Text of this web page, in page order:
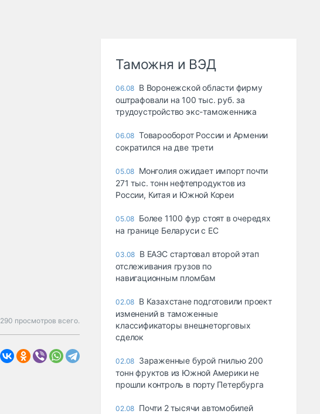
290 просмотров всего.
Таможня и ВЭД
06.08 В Воронежской области фирму
оштрафовали на 100 тыс. руб. за
трудоустройство экс-таможенника
06.08 Товарооборот России и Армении
сократился на две трети
05.08 Монголия ожидает импорт почти
271 тыс. тонн нефтепродуктов из
России, Китая и Южной Кореи
05.08 Более 1100 фур стоят в очередях
на границе Беларуси с ЕС
03.08 В ЕАЭС стартовал второй этап
отслеживания грузов по
навигационным пломбам
02.08 В Казахстане подготовили проект
изменений в таможенные
классификаторы внешнеторговых
сделок
02.08 Зараженные бурой гнилью 200
тонн фруктов из Южной Америки не
прошли контроль в порту Петербурга
02.08 Почти 2 тысячи автомобилей